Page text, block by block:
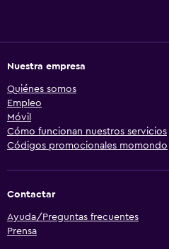
Nuestra empresa
Quiénes somos
Empleo
Móvil
Cómo funcionan nuestros servicios
Códigos promocionales momondo
Contactar
Ayuda/Preguntas frecuentes
Prensa